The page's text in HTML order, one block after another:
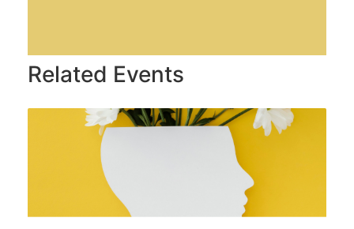
Related Events